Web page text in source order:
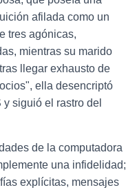
afilada como un
tres agónicas,
mientras su marido
llegar exhausto de
ella desencriptó
siguió el rastro del
de la computadora
una infidelidad;
explícitas, mensajes